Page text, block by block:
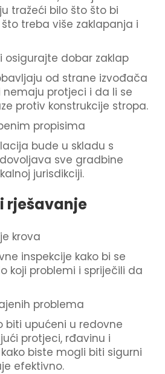
tražeći bilo što što bi
treba više zaklapanja i
osigurajte dobar zaklap
od strane izvođača
protjeci i da li se
protiv konstrukcije stropa.
propisima
bude u skladu s
sve gradbine
jurisdikciji.
rješavanje
krova
inspekcije kako bi se
koji problemi i spriječili da
problema
biti upućeni u redovne
protjeci, rđavinu i
biste mogli biti sigurni
efektivno.